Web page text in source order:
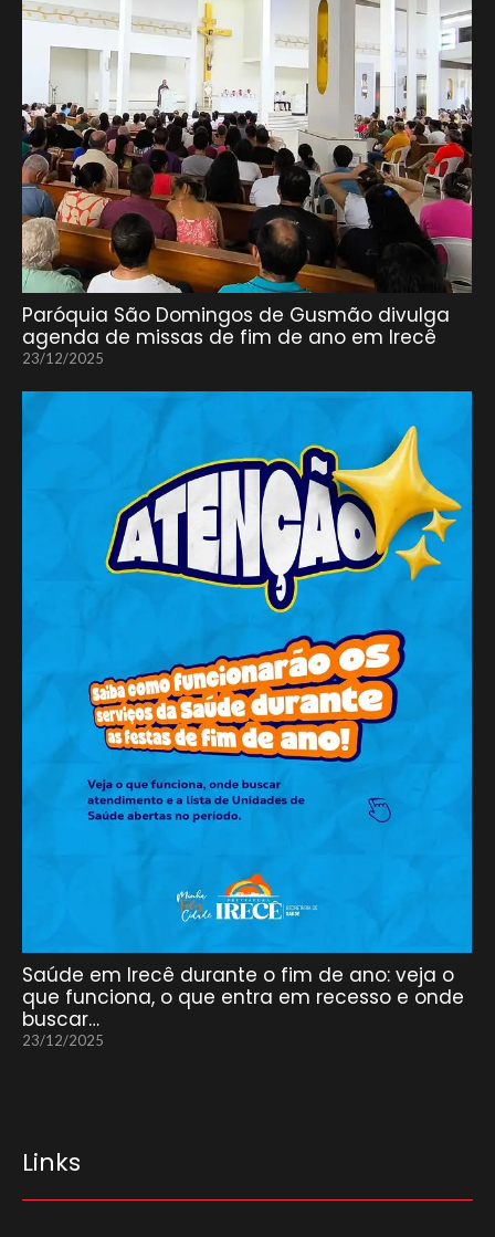
Paróquia São Domingos de Gusmão divulga
agenda de missas de fim de ano em Irecê
23/12/2025
Saúde em Irecê durante o fim de ano: veja o
que funciona, o que entra em recesso e onde
buscar…
23/12/2025
Links